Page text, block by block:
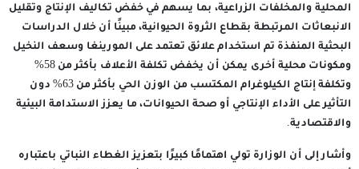
المحلية والمخلفات الزراعية، بما يسهم في خفض تكاليف الإنتاج وتقليل
الانبعاثات المرتبطة بقطاع الثروة الحيوانية، مبينًا أن خلال الدراسات
البحثية المنفذة تم استخدام علائق تعتمد على المورينغا وسعف النخيل
ومكونات محلية أخرى يمكن أن يخفض تكلفة الأعلاف بأكثر من 58%
وتكلفة إنتاج الكيلوغرام المكتسب من الوزن الحي بأكثر من 63% دون
التأثير على الأداء الإنتاجي أو صحة الحيوانات، ما يعزز الاستدامة البيئية
والاقتصادية.
وأشار إلى أن الوزارة تولي اهتمامًا كبيرًا بتعزيز الغطاء النباتي باعتباره